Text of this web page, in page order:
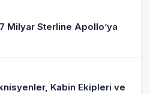
Milyar Sterline Apollo’ya
Kabin Ekipleri ve